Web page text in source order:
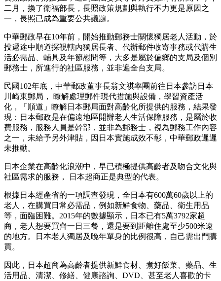
二月，換了衛福部長，長照政策規劃與執行不力更是原因之
一，長照已成為重要公共議題。
中華郵政早在10年前，開始推動郵務士關懷獨居老人活動，於
投遞途中順道探視轄內獨居長者、代辦郵件收寄事務或代購生
活必需品、輔具及年節慰問等，大多是屬於偏鄉的支局及個別
郵務士，所進行的社區服務，並非遍全台支局。
民國102年底，中華郵政董事長翁文祺率團前往日本參訪日本
川崎東郵局， 瞭解處理郵件現代措施與設備，學習資產活
化，「順道」瞭解日本郵局面對高齡化所提供的服務，結果發
現：日本郵政是在偏遠地區開辦老人生活保障服務，是屬於收
費服務，服務人員是幹部，並非為郵務士，視為郵務工作內容
之一，未給予另外津貼，因日本實施成效不彰，中華郵政遲遲
未推動。
日本企業在高齡化浪潮中，早已積極提供高齡者及吻合文化與
社區需求的服務， 日本超商正是典型的代表。
根據日本經產省的一項調查發現，全日本有600萬60歲以上的
老人，在購買日常必需品，例如新鮮食物、藥品、衛生用品
等，面臨困難。2015年的數據顯示，日本已有5萬3792家超
商，老人想要買齊一日三餐，還是要到距離住處至少500米遠
的地方。日本老人獨居及晚年單身的比例很高，自己需出門購
買。
因此，日本超商為高齡者提供新鮮食材、煮好飯菜、藥品、生
活用品、清潔、修繕、健康諮詢、DVD、甚至老人喜歡的卡